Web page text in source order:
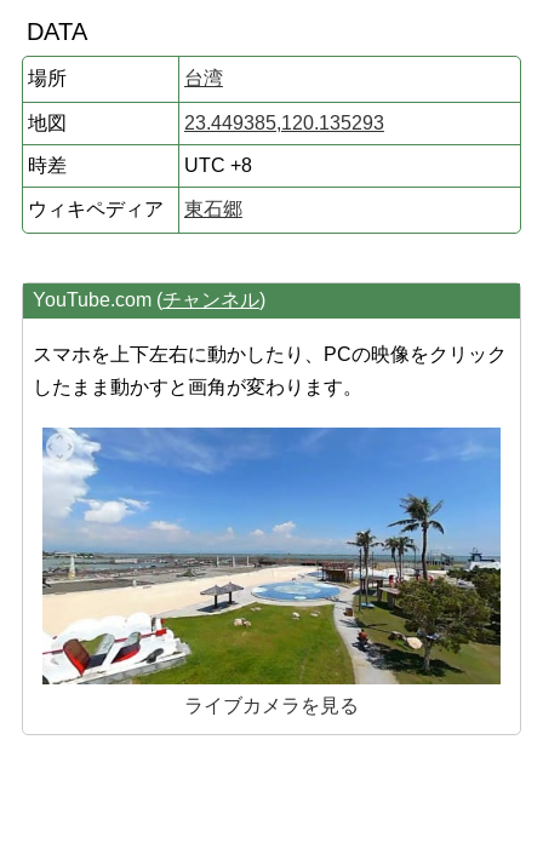
DATA
場所 台湾
地図 23.449385,120.135293
時差 UTC +8
ウィキペディア 東石郷
YouTube.com (チャンネル)
スマホを上下左右に動かしたり、PCの映像をクリック
したまま動かすと画角が変わります。
ライブカメラを見る